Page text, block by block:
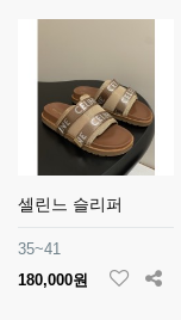
셀린느 슬리퍼
35~41
180,000원